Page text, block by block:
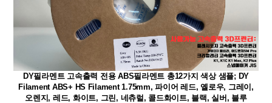
DY필라멘트 고속출력 전용 ABS필라멘트 총12가지 색상 샘플; DY
Filament ABS+ HS Filament 1.75mm, 파이어 레드, 옐로우, 그레이,
오렌지, 레드, 화이트, 그린, 네츄럴, 콜드화이트, 블랙, 실버, 블루